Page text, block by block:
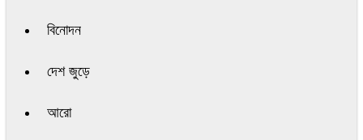
বিনোদন
দেশ জুড়ে
আরো